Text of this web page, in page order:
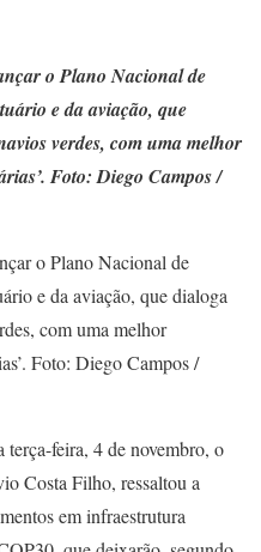
o Plano Nacional de
e da aviação, que
verdes, com uma melhor
Foto: Diego Campos /
o Plano Nacional de
e da aviação, que dialoga
com uma melhor
Foto: Diego Campos /
feira, 4 de novembro, o
Costa Filho, ressaltou a
em infraestrutura